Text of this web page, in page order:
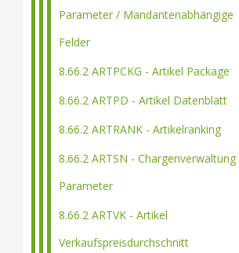
Parameter / Mandantenabhängige
Felder
8.66.2 ARTPCKG - Artikel Package
8.66.2 ARTPD - Artikel Datenblatt
8.66.2 ARTRANK - Artikelranking
8.66.2 ARTSN - Chargenverwaltung
Parameter
8.66.2 ARTVK - Artikel
Verkaufspreisdurchschnitt